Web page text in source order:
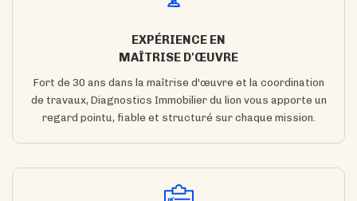
EXPÉRIENCE EN
MAÎTRISE D'ŒUVRE
Fort de 30 ans dans la maîtrise d'œuvre et la coordination
de travaux, Diagnostics Immobilier du lion vous apporte un
regard pointu, fiable et structuré sur chaque mission.